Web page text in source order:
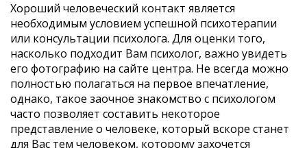
Хороший человеческий контакт является
необходимым условием успешной психотерапии
или консультации психолога. Для оценки того,
насколько подходит Вам психолог, важно увидеть
его фотографию на сайте центра. Не всегда можно
полностью полагаться на первое впечатление,
однако, такое заочное знакомство с психологом
часто позволяет составить некоторое
представление о человеке, который вскоре станет
для Вас тем человеком, которому захочется